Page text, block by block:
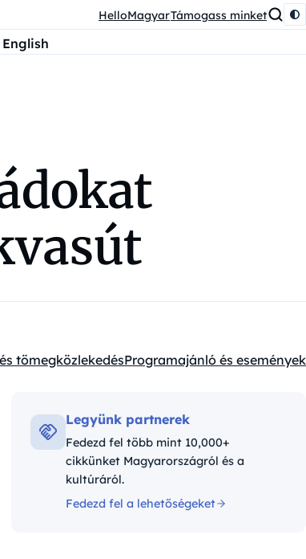
HelloMagyarTámogass minket
tömegközlekedésProgramajánló és események
Legyünk partnerek
Fedezd fel több mint 10,000+
cikkünket Magyarországról és a
kultúráról.
Fedezd fel a lehetőségeket